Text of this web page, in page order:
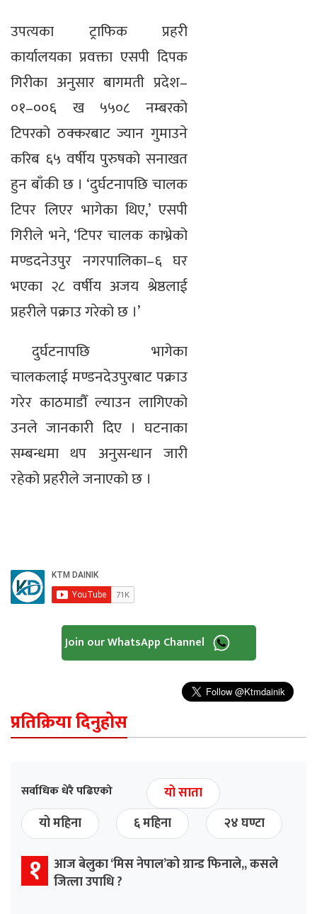
उपत्यका ट्राफिक प्रहरी
कार्यालयका प्रवक्ता एसपी दिपक
गिरीका अनुसार बागमती प्रदेश–
०१–००६ ख ५५०८ नम्बरको
टिपरको ठक्करबाट ज्यान गुमाउने
करिब ६५ वर्षीय पुरुषको सनाखत
हुन बाँकी छ । ‘दुर्घटनापछि चालक
टिपर लिएर भागेका थिए,’ एसपी
गिरीले भने, ‘टिपर चालक काभ्रेको
मण्डदनेउपुर नगरपालिका–६ घर
भएका २८ वर्षीय अजय श्रेष्ठलाई
प्रहरीले पक्राउ गरेको छ ।’
दुर्घटनापछि भागेका
चालकलाई मण्डनदेउपुरबाट पक्राउ
गरेर काठमाडौँ ल्याउन लागिएको
उनले जानकारी दिए । घटनाका
सम्बन्धमा थप अनुसन्धान जारी
रहेको प्रहरीले जनाएको छ ।
Join our WhatsApp Channel
प्रतिक्रिया दिनुहोस
सर्वाधिक धेरै पढिएको
यो साता
यो महिना
६ महिना २४ घण्टा
१ आज बेलुका ‘मिस नेपाल’को ग्रान्ड फिनाले,, कसले
जित्ला उपाधि ?